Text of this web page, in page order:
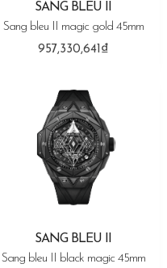
SANG BLEU II
Sang bleu II magic gold 45mm
957,330,641₫
SANG BLEU II
Sang bleu II black magic 45mm